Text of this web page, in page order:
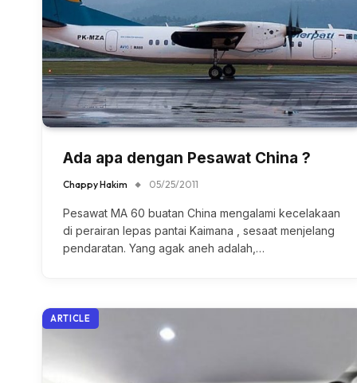
Ada apa dengan Pesawat China ?
Chappy Hakim 05/25/2011
Pesawat MA 60 buatan China mengalami kecelakaan
di perairan lepas pantai Kaimana , sesaat menjelang
pendaratan. Yang agak aneh adalah,…
ARTICLE